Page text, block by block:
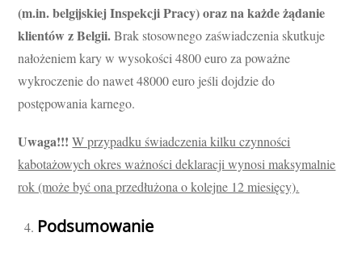
(m.in. belgijskiej Inspekcji Pracy) oraz na każde żądanie
klientów z Belgii.Brak stosownego zaświadczenia skutkuje
nałożeniem kary w wysokości 4800 euro za poważne
wykroczenie do nawet 48000 euro jeśli dojdzie do
postępowania karnego.
Uwaga!!! W przypadku świadczenia kilku czynności
kabotażowych okres ważności deklaracji wynosi maksymalnie
rok (może być ona przedłużona o kolejne 12 miesięcy).
Podsumowanie